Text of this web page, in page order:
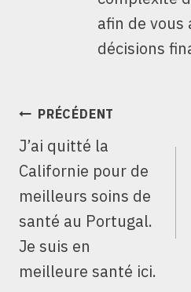
afin de vous
décisions
NAVIGATION
L’ARTICLE
PRÉCÉDENT
J’ai quitté la
Californie pour de
meilleurs soins de
santé au Portugal.
Je suis en
meilleure santé ici.